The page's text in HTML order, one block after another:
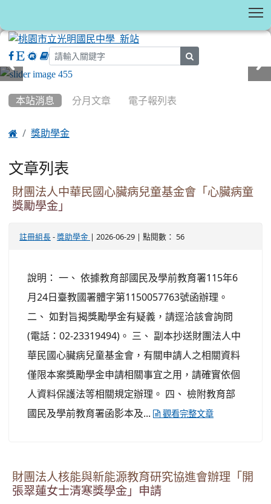
本站消息 分月文章 電子報列表
 獎助學金
文章列表
財團法人中華民國心臟病兒童基金會「心臟病童
獎勵學金」
註冊組長 - 獎助學金 | 2026-06-29 | 點閱數： 56
說明： 一、 依據教育部國民及學前教育署115年6
月24日臺教國署體字第1150057763號函辦理。
二、 如對旨揭獎勵學金有疑義，請逕洽該會詢問
(電話：02-23319494)。 三、 副本抄送財團法人中
華民國心臟病兒童基金會，有關申請人之相關資料
僅限本案獎勵學金申請相關事宜之用，請確實依個
人資料保護法等相關規定辦理。 四、 檢附教育部
國民及學前教育署函影本及...
觀看完整文章
財團法人核能與新能源教育研究協進會辦理「開
張翠蓮女士清寒獎學金」申請